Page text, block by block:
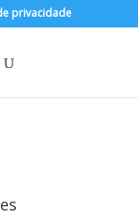
privacidade